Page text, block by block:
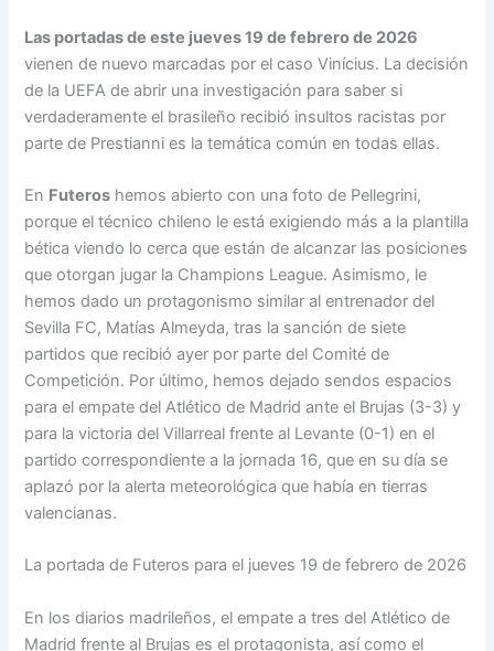
A
p
p
o
o
k
d
I
n
d
s
i
n
k
Las portadas de este jueves 19 de febrero de 2026
vienen de nuevo marcadas por el caso Vinícius. La decisión
de la UEFA de abrir una investigación para saber si
verdaderamente el brasileño recibió insultos racistas por
parte de Prestianni es la temática común en todas ellas.
En Futeros hemos abierto con una foto de Pellegrini,
porque el técnico chileno le está exigiendo más a la plantilla
bética viendo lo cerca que están de alcanzar las posiciones
que otorgan jugar la Champions League. Asimismo, le
hemos dado un protagonismo similar al entrenador del
Sevilla FC, Matías Almeyda, tras la sanción de siete
partidos que recibió ayer por parte del Comité de
Competición. Por último, hemos dejado sendos espacios
para el empate del Atlético de Madrid ante el Brujas (3-3) y
para la victoria del Villarreal frente al Levante (0-1) en el
partido correspondiente a la jornada 16, que en su día se
aplazó por la alerta meteorológica que había en tierras
valencianas.
La portada de Futeros para el jueves 19 de febrero de 2026
En los diarios madrileños, el empate a tres del Atlético de
Madrid frente al Brujas es el protagonista, así como el